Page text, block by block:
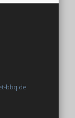
bbq.de